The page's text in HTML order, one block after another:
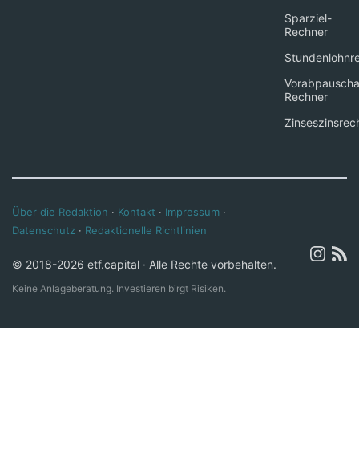
Sparziel-
Rechner
Rechner
Über die Redaktion · Kontakt · Impressum ·
Datenschutz · Redaktionelle Richtlinien
© 2018-2026 etf.capital · Alle Rechte vorbehalten.
Keine Anlageberatung. Investieren birgt Risiken.